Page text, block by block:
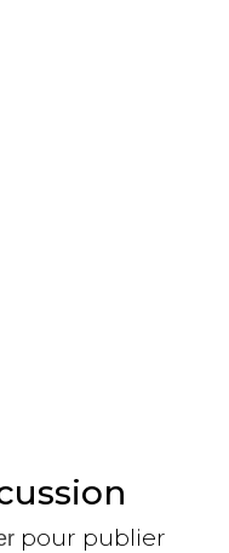
pour publier